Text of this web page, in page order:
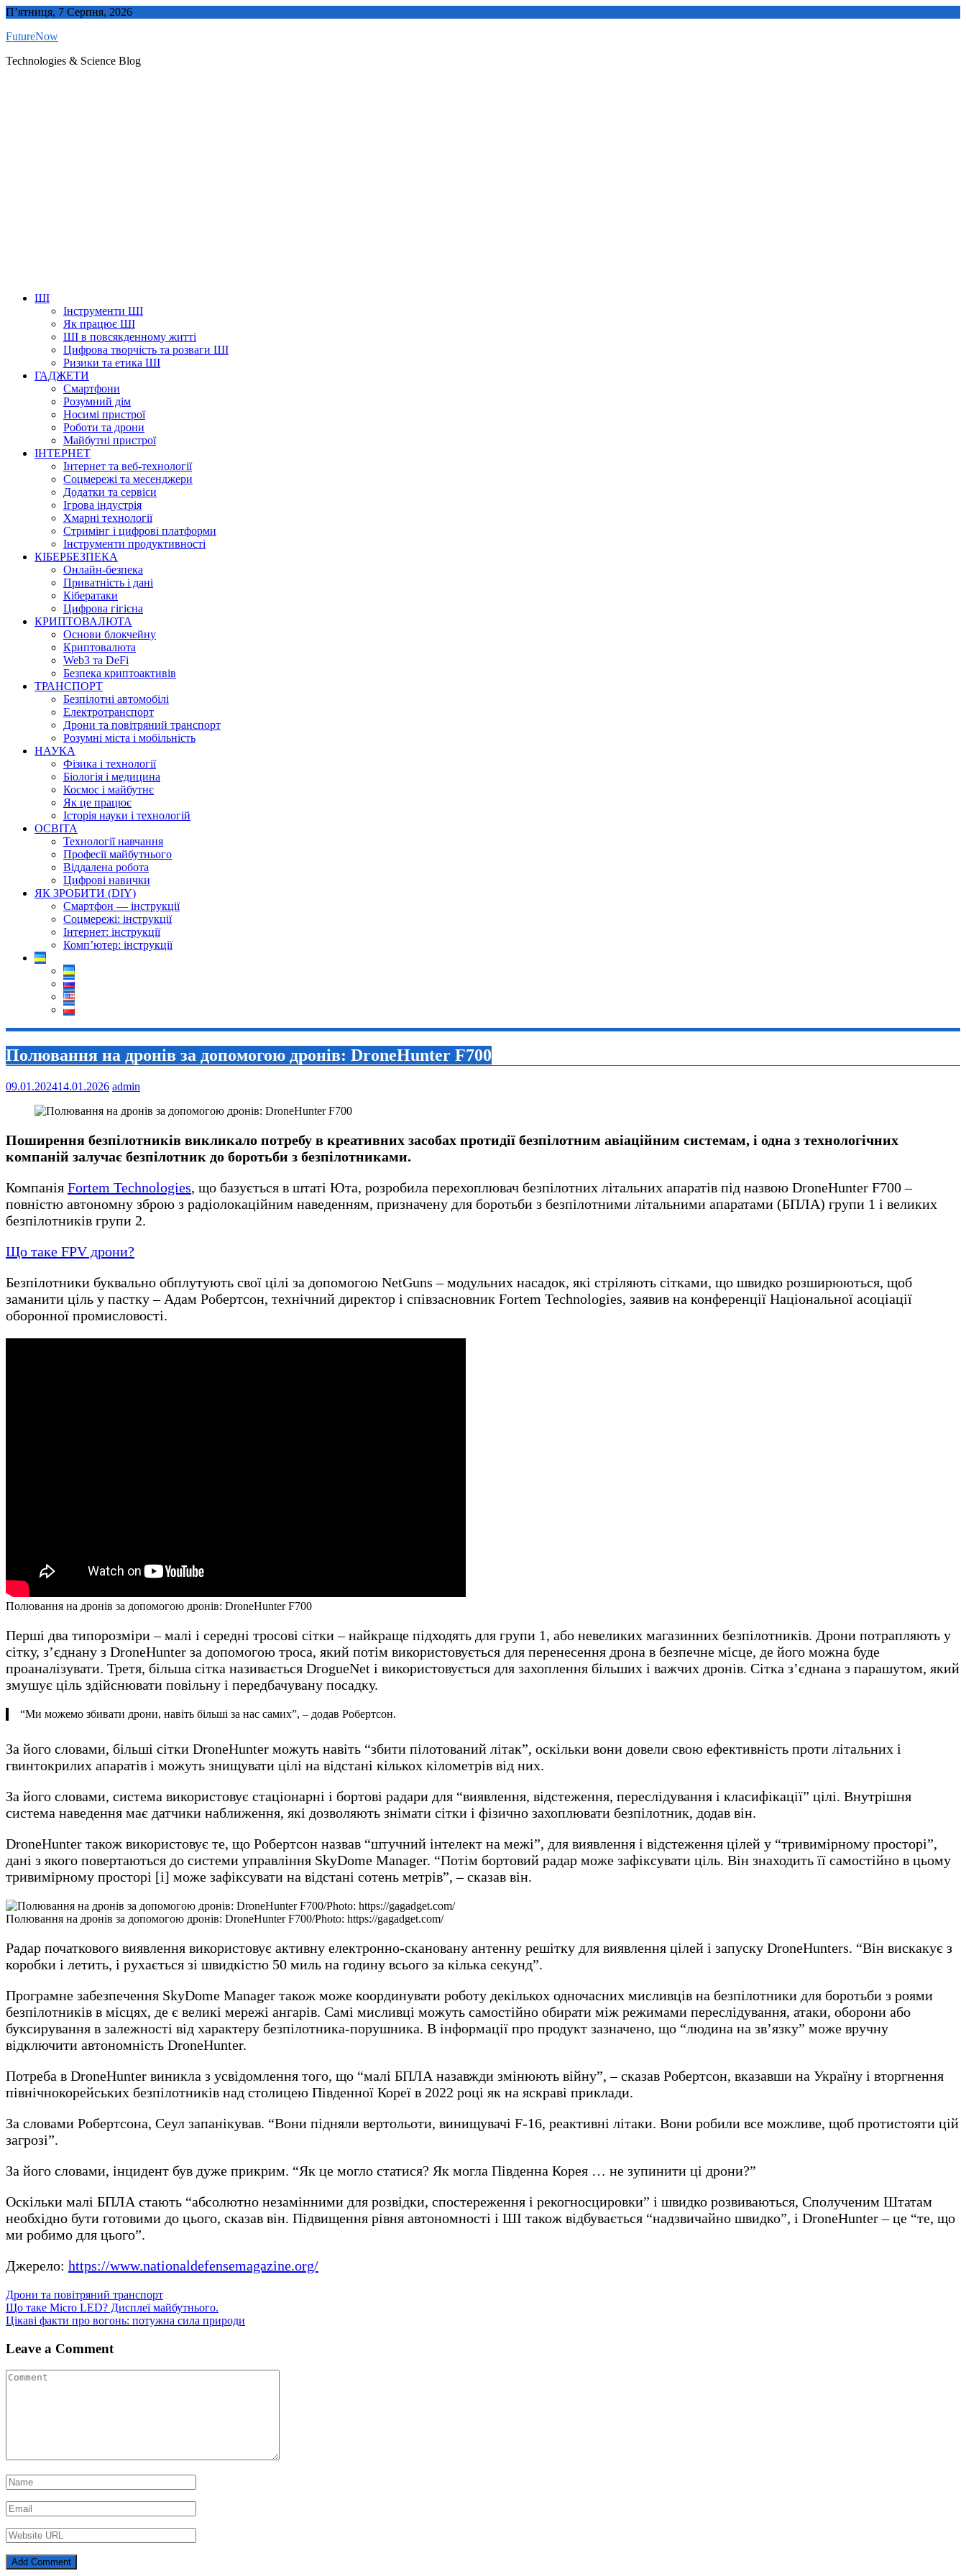
Skip
content
П’ятниця, 7 Серпня, 2026
FutureNow
Technologies & Science Blog
ШІ
Інструменти ШІ
Як працює ШІ
ШІ в повсякденному житті
Цифрова творчість та розваги ШІ
Ризики та етика ШІ
ГАДЖЕТИ
Смартфони
Розумний дім
Носимі пристрої
Роботи та дрони
Майбутні пристрої
ІНТЕРНЕТ
Інтернет та веб-технології
Соцмережі та месенджери
Додатки та сервіси
Ігрова індустрія
Хмарні технології
Стримінг і цифрові платформи
Інструменти продуктивності
КІБЕРБЕЗПЕКА
Онлайн-безпека
Приватність і дані
Кібератаки
Цифрова гігієна
КРИПТОВАЛЮТА
Основи блокчейну
Криптовалюта
Web3 та DeFi
Безпека криптоактивів
ТРАНСПОРТ
Безпілотні автомобілі
Електротранспорт
Дрони та повітряний транспорт
Розумні міста і мобільність
НАУКА
Фізика і технології
Біологія і медицина
Космос і майбутнє
Як це працює
Історія науки і технологій
ОСВІТА
Технології навчання
Професії майбутнього
Віддалена робота
Цифрові навички
ЯК ЗРОБИТИ (DIY)
Смартфон — інструкції
Соцмережі: інструкції
Інтернет: інструкції
Комп’ютер: інструкції
Полювання на дронів за допомогою дронів: DroneHunter F700
09.01.202414.01.2026 admin
Поширення безпілотників викликало потребу в креативних засобах протидії безпілотним авіаційним системам, і одна з технологічних
компаній залучає безпілотник до боротьби з безпілотниками.
Компанія Fortem Technologies, що базується в штаті Юта, розробила перехоплювач безпілотних літальних апаратів під назвою DroneHunter F700 –
повністю автономну зброю з радіолокаційним наведенням, призначену для боротьби з безпілотними літальними апаратами (БПЛА) групи 1 і великих
безпілотників групи 2.
Що таке FPV дрони?
Безпілотники буквально обплутують свої цілі за допомогою NetGuns – модульних насадок, які стріляють сітками, що швидко розширюються, щоб
заманити ціль у пастку – Адам Робертсон, технічний директор і співзасновник Fortem Technologies, заявив на конференції Національної асоціації
оборонної промисловості.
Полювання на дронів за допомогою дронів: DroneHunter F700
Перші два типорозміри – малі і середні тросові сітки – найкраще підходять для групи 1, або невеликих магазинних безпілотників. Дрони потрапляють у
сітку, з’єднану з DroneHunter за допомогою троса, який потім використовується для перенесення дрона в безпечне місце, де його можна буде
проаналізувати. Третя, більша сітка називається DrogueNet і використовується для захоплення більших і важчих дронів. Сітка з’єднана з парашутом, який
змушує ціль здійснювати повільну і передбачувану посадку.
“Ми можемо збивати дрони, навіть більші за нас самих”, – додав Робертсон.
За його словами, більші сітки DroneHunter можуть навіть “збити пілотований літак”, оскільки вони довели свою ефективність проти літальних і
гвинтокрилих апаратів і можуть знищувати цілі на відстані кількох кілометрів від них.
За його словами, система використовує стаціонарні і бортові радари для “виявлення, відстеження, переслідування і класифікації” цілі. Внутрішня
система наведення має датчики наближення, які дозволяють знімати сітки і фізично захоплювати безпілотник, додав він.
DroneHunter також використовує те, що Робертсон назвав “штучний інтелект на межі”, для виявлення і відстеження цілей у “тривимірному просторі”,
дані з якого повертаються до системи управління SkyDome Manager. “Потім бортовий радар може зафіксувати ціль. Він знаходить її самостійно в цьому
тривимірному просторі [і] може зафіксувати на відстані сотень метрів”, – сказав він.
Полювання на дронів за допомогою дронів: DroneHunter F700/Photo: https://gagadget.com/
Радар початкового виявлення використовує активну електронно-скановану антенну решітку для виявлення цілей і запуску DroneHunters. “Він вискакує з
коробки і летить, і рухається зі швидкістю 50 миль на годину всього за кілька секунд”.
Програмне забезпечення SkyDome Manager також може координувати роботу декількох одночасних мисливців на безпілотники для боротьби з роями
безпілотників в місцях, де є великі мережі ангарів. Самі мисливці можуть самостійно обирати між режимами переслідування, атаки, оборони або
буксирування в залежності від характеру безпілотника-порушника. В інформації про продукт зазначено, що “людина на зв’язку” може вручну
відключити автономність DroneHunter.
Потреба в DroneHunter виникла з усвідомлення того, що “малі БПЛА назавжди змінюють війну”, – сказав Робертсон, вказавши на Україну і вторгнення
північнокорейських безпілотників над столицею Південної Кореї в 2022 році як на яскраві приклади.
За словами Робертсона, Сеул запанікував. “Вони підняли вертольоти, винищувачі F-16, реактивні літаки. Вони робили все можливе, щоб протистояти цій
загрозі”.
За його словами, інцидент був дуже прикрим. “Як це могло статися? Як могла Південна Корея … не зупинити ці дрони?”
Оскільки малі БПЛА стають “абсолютно незамінними для розвідки, спостереження і рекогносцировки” і швидко розвиваються, Сполученим Штатам
необхідно бути готовими до цього, сказав він. Підвищення рівня автономності і ШІ також відбувається “надзвичайно швидко”, і DroneHunter – це “те, що
ми робимо для цього”.
Джерело: https://www.nationaldefensemagazine.org/
Дрони та повітряний транспорт
Навігація
записів
Що таке Micro LED? Дисплеї майбутнього.
Цікаві факти про вогонь: потужна сила природи
Leave a Comment